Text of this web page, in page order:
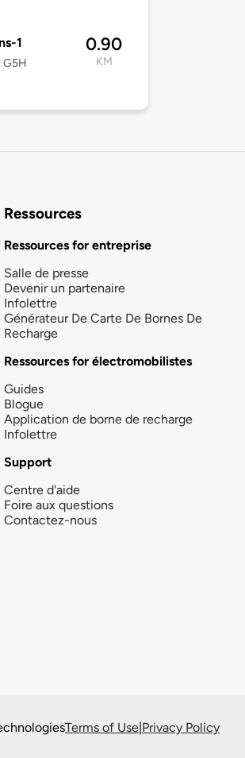
1
G5H
0.90
KM
Ressources
Ressources for entreprise
Salle de presse
Devenir un partenaire
Infolettre
Générateur De Carte De Bornes De
Recharge
Ressources for électromobilistes
Guides
Blogue
Application de borne de recharge
Infolettre
Support
Centre d'aide
Foire aux questions
Contactez-nous
Terms of Use|Privacy Policy